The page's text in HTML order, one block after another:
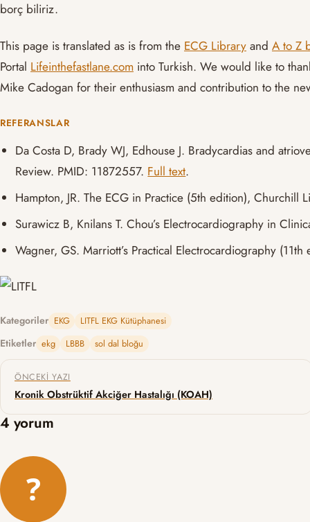
borç biliriz.
This page is translated as is from the ECG Library and A to Z
Portal Lifeinthefastlane.com into Turkish. We would like to
Mike Cadogan for their enthusiasm and contribution to the
REFERANSLAR
Da Costa D, Brady WJ, Edhouse J. Bradycardias and
Review. PMID: 11872557. Full text.
Hampton, JR. The ECG in Practice (5th edition), Churchill
Surawicz B, Knilans T. Chou’s Electrocardiography in
Wagner, GS. Marriott’s Practical Electrocardiography
Kategoriler EKG LITFL EKG Kütüphanesi
Etiketler ekg LBBB sol dal bloğu
Yazı gezinmesi
ÖNCEKI YAZI
Kronik Obstrüktif Akciğer Hastalığı (KOAH)
4 yorum